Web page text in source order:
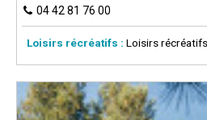
04 42 81 76 00
Loisirs récréatifs : Loisirs récréatifs